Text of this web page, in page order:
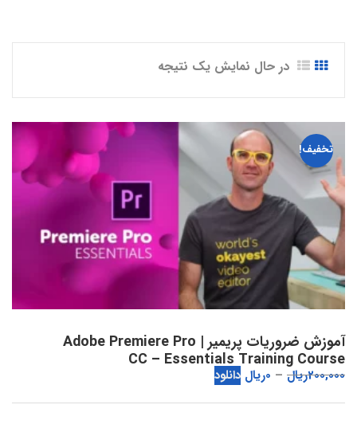
در حال نمایش یک نتیجه
تخفیف!
آموزش ضروریات پریمیر | Adobe Premiere Pro
CC – Essentials Training Course
200,000ریال 0ریال دانلود